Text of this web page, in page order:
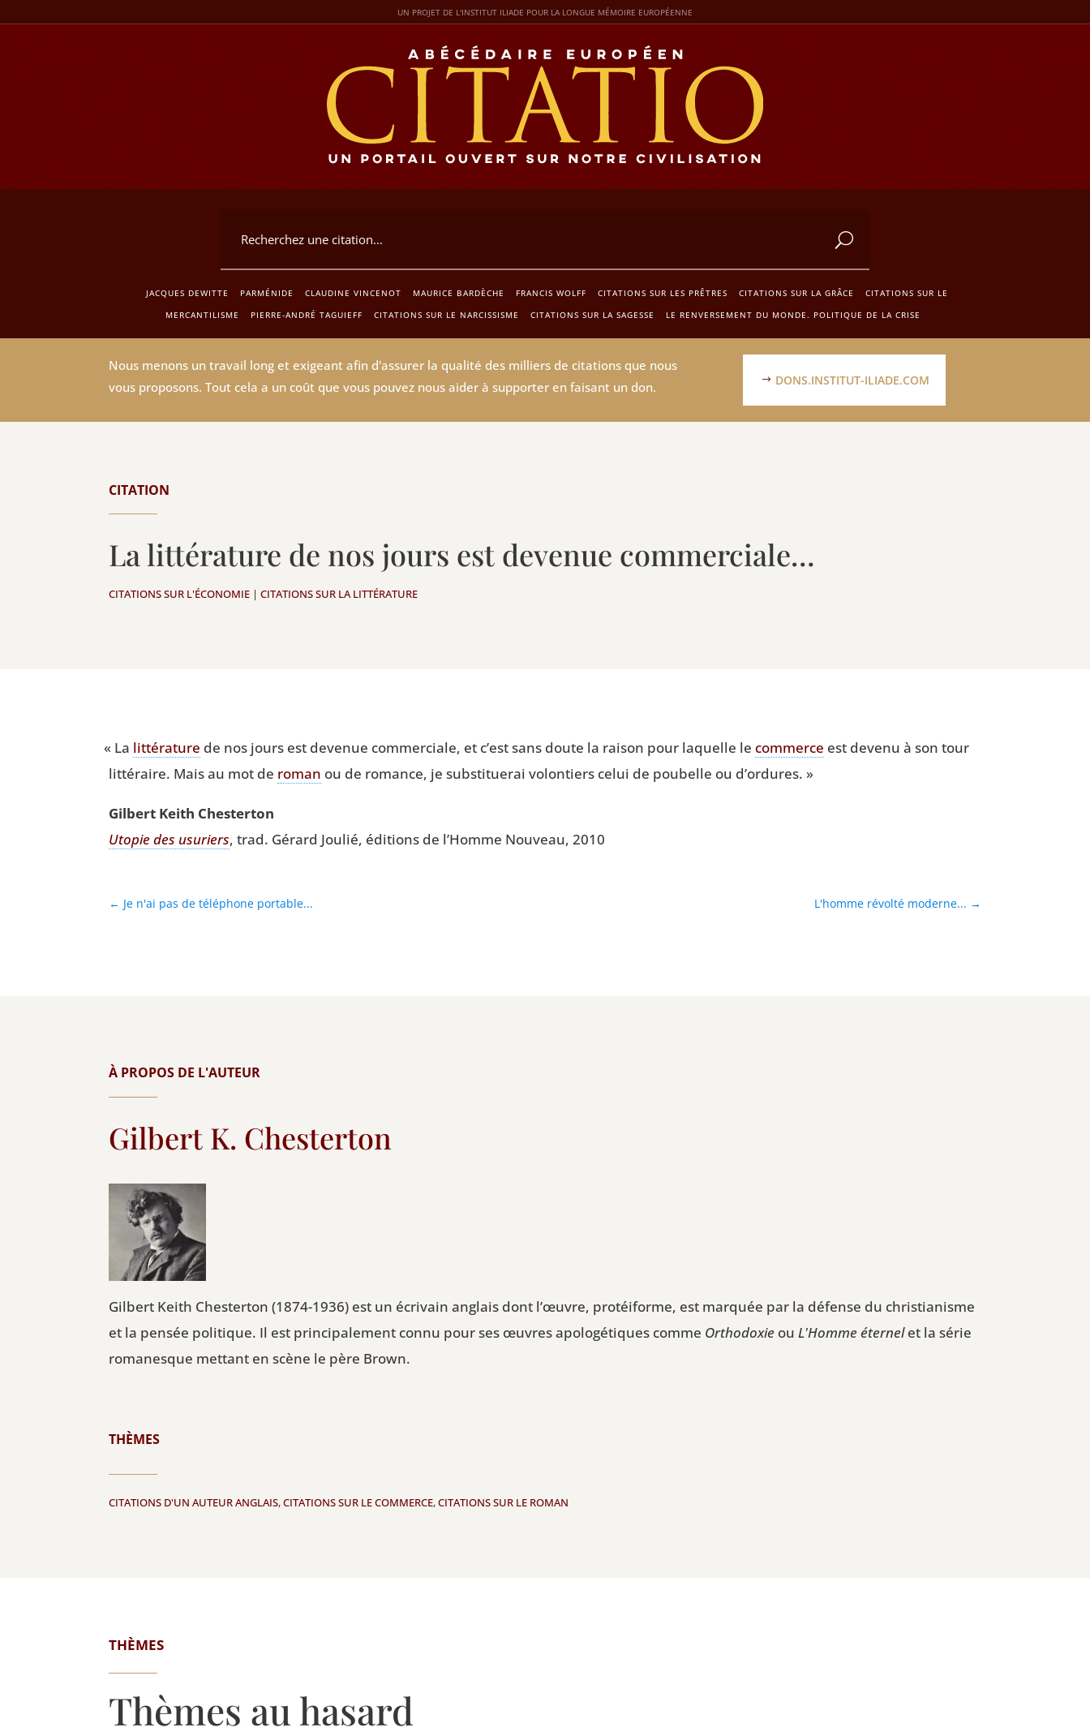
UN PROJET DE L'INSTITUT ILIADE POUR LA LONGUE MÉMOIRE EUROPÉENNE
JACQUES DEWITTE PARMÉNIDE CLAUDINE VINCENOT MAURICE BARDÈCHE FRANCIS WOLFF CITATIONS SUR LES PRÊTRES CITATIONS SUR LA GRÂCE
CITATIONS SUR LE
MERCANTILISME
PIERRE-ANDRÉ TAGUIEFF CITATIONS SUR LE NARCISSISME CITATIONS SUR LA SAGESSE LE RENVERSEMENT DU MONDE. POLITIQUE DE LA CRISE
Nous menons un travail long et exigeant afin d'assurer la qualité des milliers de citations que nous
vous proposons. Tout cela a un coût que vous pouvez nous aider à supporter en faisant un don.
DONS.INSTITUT-ILIADE.COM
CITATION
La littérature de nos jours est devenue commerciale…
CITATIONS SUR L'ÉCONOMIE |CITATIONS SUR LA LITTÉRATURE
« La lit­té­ra­ture de nos jours est deve­nue com­mer­ciale, et c’est sans doute la rai­son pour laquelle le com­merce est deve­nu à son tour
lit­té­raire. Mais au mot de roman ou de romance, je sub­sti­tue­rai volon­tiers celui de pou­belle ou d’ordures. »
Gil­bert Keith Chesterton
Uto­pie des usu­riers, trad. Gérard Jou­lié, édi­tions de l’Homme Nou­veau, 2010
← Je n'ai pas de téléphone portable... L'homme révolté moderne... →
À PROPOS DE L'AUTEUR
Gilbert K. Chesterton
Gilbert Keith Chesterton (1874-1936) est un écrivain anglais dont l’œuvre, protéiforme, est marquée par la défense du christianisme
et la pensée politique. Il est principalement connu pour ses œuvres apologétiques comme Orthodoxie ouL'Homme éternelet la série
romanesque mettant en scène le père Brown.
THÈMES
CITATIONS D'UN AUTEUR ANGLAIS,CITATIONS SUR LE COMMERCE,CITATIONS SUR LE ROMAN
THÈMES
Thèmes au hasard